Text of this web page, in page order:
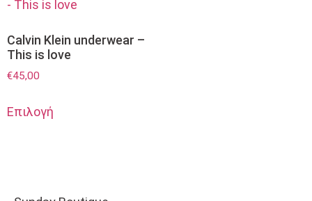
Calvin Klein underwear –
This is love
€45,00
Επιλογή